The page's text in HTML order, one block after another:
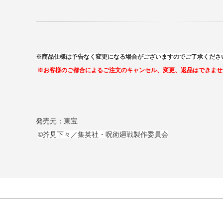
※商品仕様は予告なく変更になる場合がございますのでご了承くださ
※お客様のご都合によるご注文のキャンセル、変更、返品はできませ
発売元：東宝
©芥見下々／集英社・呪術廻戦製作委員会